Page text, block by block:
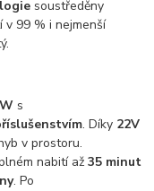
soustředěny
v 99 % i nejmenší
s
. Díky 22V
v prostoru.
nabití až35 minut
. Po